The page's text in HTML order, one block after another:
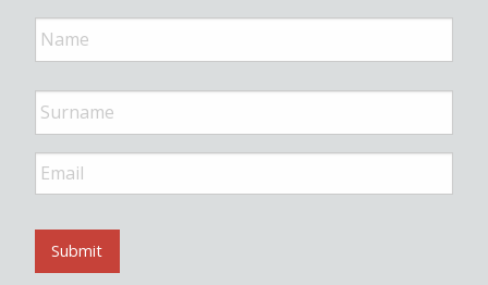
N
a
m
*
E
m
i
*
Submit